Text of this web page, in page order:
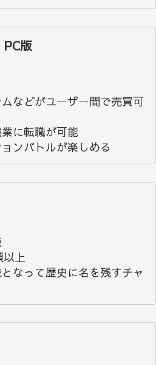
PC版
などがユーザー間で売買可
に転職が可能
ンバトルが楽しめる
以上
なって歴史に名を残すチャ